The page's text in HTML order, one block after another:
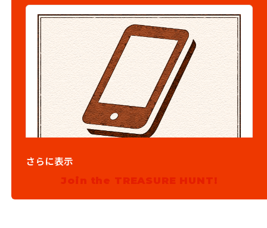
03ステップ3
施設に電話して予約をしよう！
さらに表示
Join the TREASURE HUNT!